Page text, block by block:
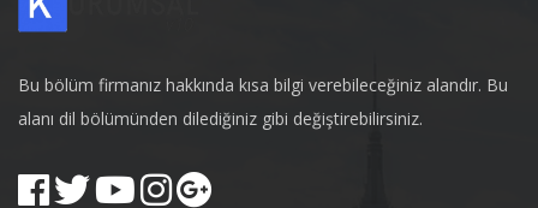
Bu bölüm firmanız hakkında kısa bilgi verebileceğiniz alandır. Bu
alanı dil bölümünden dilediğiniz gibi değiştirebilirsiniz.